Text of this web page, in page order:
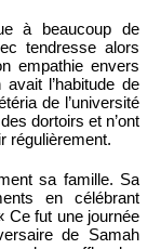
à beaucoup de
tendresse alors
empathie envers
l’habitude de
de l’université
dortoirs et n’ont
régulièrement.
sa famille. Sa
en célébrant
Ce fut une journée
de Samah